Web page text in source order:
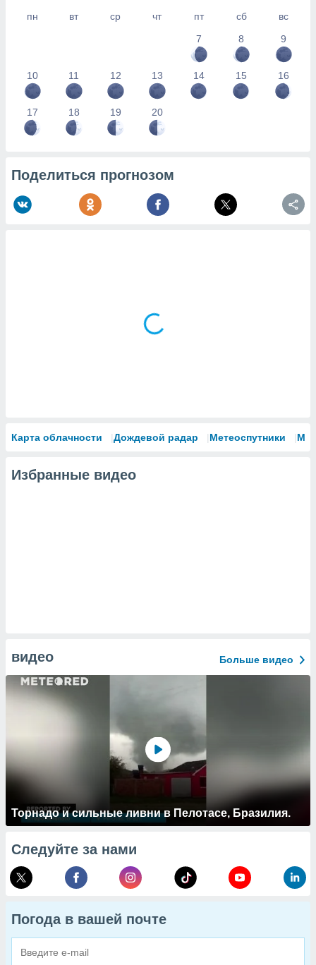
пн вт ср чт пт сб
вс
7
8 9
10 11 12 13 14 15 16
17 18 19 20
Поделиться прогнозом
Карта облачности Дождевой радар Метеоспутники
Избранные видео
видео Больше видео
Торнадо и сильные ливни в Пелотасе, Бразилия.
Следуйте за нами
Погода в вашей почте